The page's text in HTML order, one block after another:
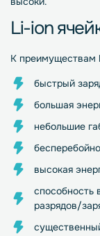
Li-ion
К преимуществам
быстрый
большая
небольшие
высокая
способность
разрядов/